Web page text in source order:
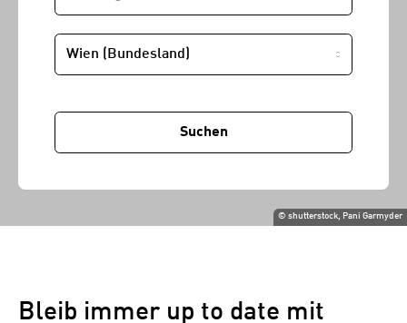
©shutterstock, Pani Garmyder
STANDORT
Suchen
Bleib immer up to date mit